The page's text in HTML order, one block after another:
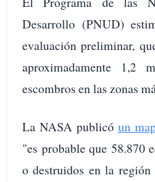
Desarrollo (PNUD)
evaluación preliminar,
aproximadamente 1,2
escombros en las zonas
La NASA publicó un
"es probable que 58.870
o destruidos en la región